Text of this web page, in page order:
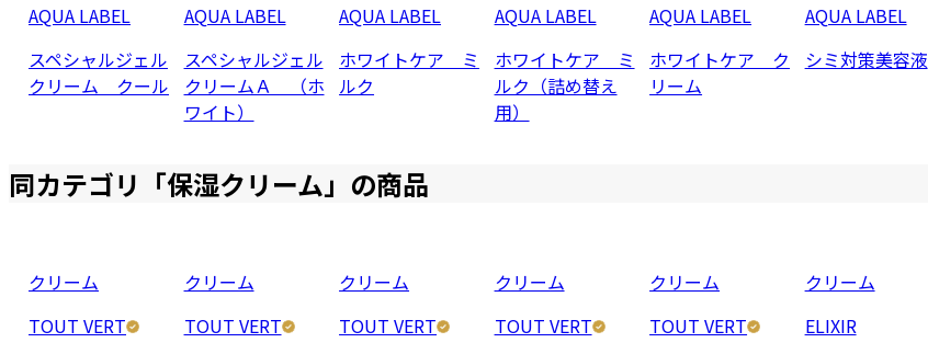
AQUA LABEL
スペシャルジェル
クリーム クール
AQUA LABEL
スペシャルジェル
クリームＡ （ホ
ワイト）
AQUA LABEL
ホワイトケア ミ
ルク
AQUA LABEL
ホワイトケア ミ
ルク（詰め替え
用）
AQUA LABEL
ホワイトケア ク
リーム
AQUA LABEL
シミ対策美容液
同カテゴリ「保湿クリーム 」の商品
クリーム
TOUT VERT
クリーム
TOUT VERT
クリーム
TOUT VERT
クリーム
TOUT VERT
クリーム
TOUT VERT
クリーム
ELIXIR